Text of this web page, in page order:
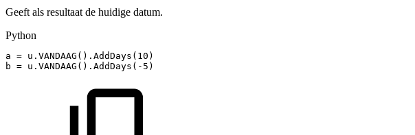
Geeft als resultaat de huidige datum.
Python
a = u . VANDAAG ( ) . AddDays ( 10 )
b = u . VANDAAG ( ) . AddDays ( - 5 )